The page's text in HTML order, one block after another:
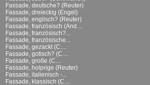
Fassade, deutsche? (Reuter)
Fassade, dreieckig (Engel)
Fassade, englisch? (Reuter)
Fassade, französisch (And....
Fassade, französisch?...
Fassade, französische...
Fassade, gezackt (C....
Fassade, gotisch? (C....
Fassade, große (C....
Fassade, holprige (Reuter)
Fassade, italienisch -...
Fassade, klassisch (C....